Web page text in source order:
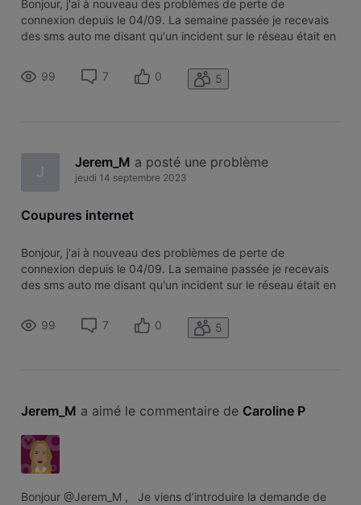
Bonjour, j'ai à nouveau des problèmes de perte de
connexion depuis le 04/09. La semaine passée je recevais
des sms auto me disant qu'un incident sur le réseau était en
end je n'ai pas détecté de problème, et depuis lundi à
nouveau des soucis
99 7 0 5
J
Jerem_M a posté une problème
jeudi 14 septembre 2023
Coupures internet
Bonjour, j'ai à nouveau des problèmes de perte de
connexion depuis le 04/09. La semaine passée je recevais
des sms auto me disant qu'un incident sur le réseau était en
end je n'ai pas détecté de problème, et depuis lundi à
nouveau des soucis
99 7 0 5
Jerem_M a aimé le commentaire de Caroline P
Bonjour @Jerem_M , Je viens d’introduire la demande de